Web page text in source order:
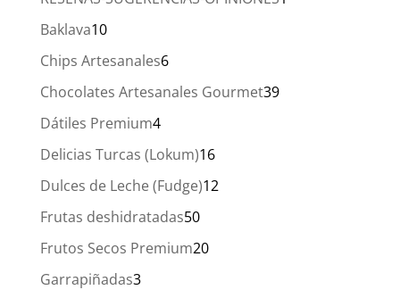
Baklava1010
productos
Chips Artesanales66
productos
Chocolates Artesanales Gourmet3939
Dátiles Premium44
productos
Delicias Turcas (Lokum)1616
productos
Dulces de Leche (Fudge)1212
Frutas deshidratadas5050
productos
Frutos Secos Premium2020
Garrapiñadas33